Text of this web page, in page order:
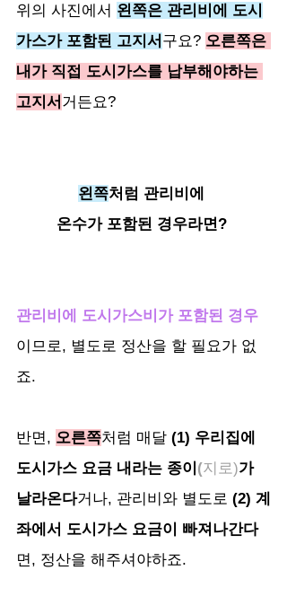
위의 사진에서 왼쪽은 관리비에 도시
가스가 포함된 고지서 구요? 오른쪽은
내가 직접 도시가스를 납부해야하는
고지서 거든요?
왼쪽처럼 관리비에
온수가 포함된 경우라면?
관리비에 도시가스비가 포함된 경우
이므로, 별도로 정산을 할 필요가 없
죠.
반면, 오른쪽처럼 매달 (1) 우리집에
도시가스 요금 내라는 종이 (지로)가
날라온다거나, 관리비와 별도로 (2) 계
좌에서 도시가스 요금이 빠져나간다
면, 정산을 해주셔야하죠.